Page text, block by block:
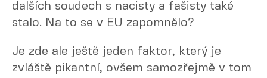
dalších soudech s nacisty a fašisty také
stalo. Na to se v EU zapomnělo?
Je zde ale ještě jeden faktor, který je
zvláště pikantní, ovšem samozřejmě v tom